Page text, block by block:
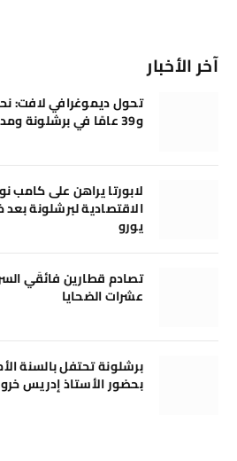
آخر الأخبار
و39 عامًا في برشلونة ومدريد وُلدوا خارج إسبانيا
لابورتا يراهن على كامب
يورو
تصادم قطارين فائقَي
عشرات الضحايا
بحضور الأستاذ إدريس